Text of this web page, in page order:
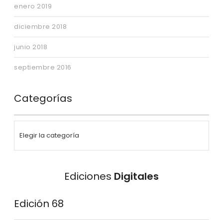
enero 2019
diciembre 2018
junio 2018
septiembre 2016
Categorías
Ediciones Digitales
Edición 68